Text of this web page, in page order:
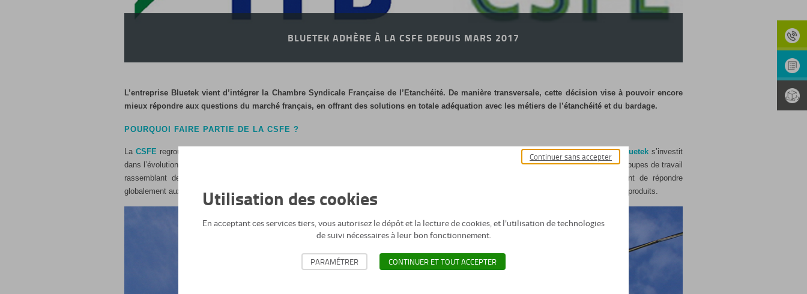
BLUETEK ADHÈRE À LA CSFE DEPUIS MARS 2017
L’entreprise Bluetek vient d’intégrer la Chambre Syndicale Française de l’Etanchéité. De manière transversale, cette décision vise à pouvoir encore
mieux répondre aux questions du marché français, en offrant des solutions en totale adéquation avec les métiers de l’étanchéité et du bardage.
POURQUOI FAIRE PARTIE DE LA CSFE ?
La CSFE regroupe les professionnels de l’étanchéité et du bardage au cœur de la Fédération du Bâtiment (FFB). En y adhérant, Bluetek s’investit
dans l’évolution de son savoir-faire, tant au niveau de produits destinés aux toitures étanchéifiées, qu’aux éléments de bardage, et ce via des groupes de travail
rassemblant des industriels issus des mêmes mouvances professionnelles. Ces réflexions et les résultats qui s’en dégagent permettent de répondre
globalement aux secteurs de la construction, du bâtiment et de son ingénierie, et d’apporter des solutions en termes de conseils et de nouveaux produits.
Utilisation des cookies
En acceptant ces services tiers, vous autorisez le dépôt et la lecture de cookies, et l'utilisation de technologies
de suivi nécessaires à leur bon fonctionnement.
Continuer sans accepter
PARAMÉTRER CONTINUER ET TOUT ACCEPTER